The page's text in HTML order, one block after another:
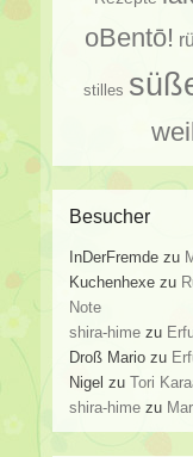
oBentō!
stilles
Besucher
InDerFremde zu
Kuchenhexe zu
Note
shira-hime zu
Droß Mario zu
Nigel zuTori
shira-hime zu